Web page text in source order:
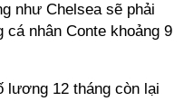
như Chelsea sẽ phải
nhân Conte khoảng 9
12 tháng còn lại